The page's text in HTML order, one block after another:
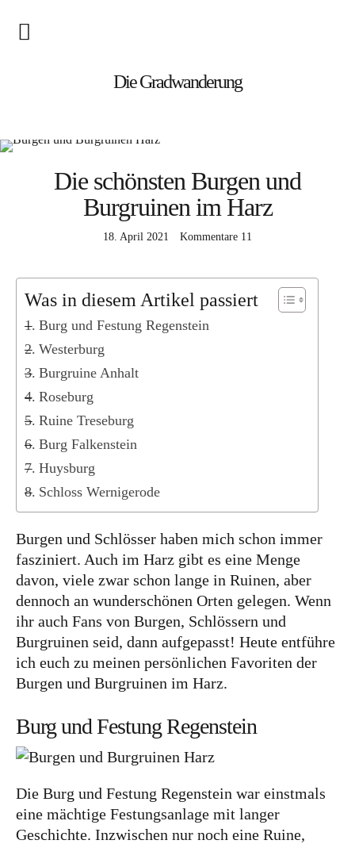
Die Gradwanderung
Blog
Reisen
Afrika
Seychellen
Amerika
Asien
China
Japan
Südkorea
Taiwan
Europa
Baltikum
Finnland
Norwegen
Die schönsten Burgen und
Burgruinen im Harz
18. April 2021 Kommentare 11
Was in diesem Artikel passiert
Burg und Festung Regenstein
Westerburg
Burgruine Anhalt
Roseburg
Ruine Treseburg
Burg Falkenstein
Huysburg
Schloss Wernigerode
Burgen und Schlösser haben mich schon immer
fasziniert. Auch im Harz gibt es eine Menge
davon, viele zwar schon lange in Ruinen, aber
dennoch an wunderschönen Orten gelegen. Wenn
ihr auch Fans von Burgen, Schlössern und
Burgruinen seid, dann aufgepasst! Heute entführe
ich euch zu meinen persönlichen Favoriten der
Burgen und Burgruinen im Harz.
Burg und Festung Regenstein
Die Burg und Festung Regenstein war einstmals
eine mächtige Festungsanlage mit langer
Geschichte. Inzwischen nur noch eine Ruine,